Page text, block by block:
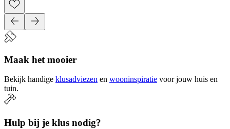
Maak het mooier
Bekijk handige klusadviezen en wooninspiratie voor jouw huis en
tuin.
Hulp bij je klus nodig?